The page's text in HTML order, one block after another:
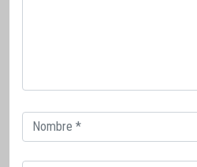
Correo
electrónico